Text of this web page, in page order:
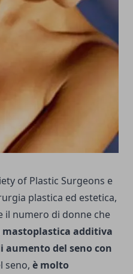
of Plastic Surgeons e
plastica ed estetica,
il numero di donne che
mastoplastica additiva
del seno con
seno, è molto